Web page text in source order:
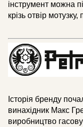
інструмент можна
крізь отвір
Історія бренду
винахідник Макс
виробництво